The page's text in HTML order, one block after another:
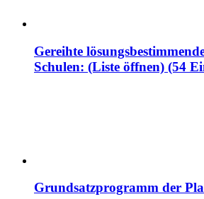
Gereihte
Schulen: (Liste öffnen) (54
Grundsatzprogramm der